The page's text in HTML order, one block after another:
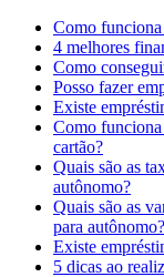
Como
4 melhores
Como
Posso fazer
Existe
Como funciona
cartão?
Quais são as
autônomo?
Quais são as
para autônomo?
Existe
5 dicas ao